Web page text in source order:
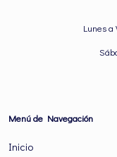
Lunes
Menú de Navegación
Inicio